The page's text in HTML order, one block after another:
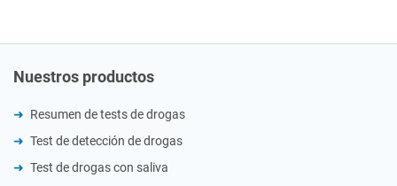
Nuestros productos
Resumen de tests de drogas
Test de detección de drogas
Test de drogas con saliva